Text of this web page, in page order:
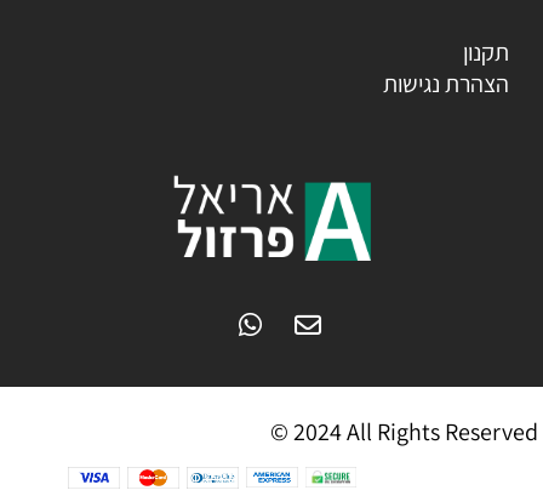
תקנון
הצהרת נגישות
© 2024 All Rights Reserved